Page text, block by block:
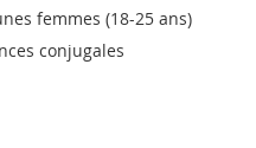
femmes (18-25 ans)
conjugales